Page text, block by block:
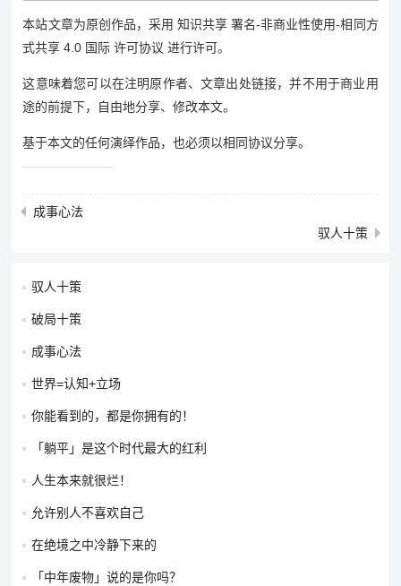
本站文章为原创作品，采用 知识共享 署名-非商业性使用-相同方
式共享 4.0 国际 许可协议 进行许可。
这意味着您可以在注明原作者、文章出处链接，并不用于商业用
途的前提下，自由地分享、修改本文。
基于本文的任何演绎作品，也必须以相同协议分享。
成事心法
驭人十策
驭人十策
破局十策
成事心法
世界=认知+立场
你能看到的，都是你拥有的！
「躺平」是这个时代最大的红利
人生本来就很烂！
允许别人不喜欢自己
在绝境之中冷静下来的
「中年废物」说的是你吗？